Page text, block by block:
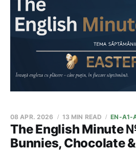
The English Minute
Bunnies, Chocolate
08 APR. 2026 13 MIN READ EN-A1-